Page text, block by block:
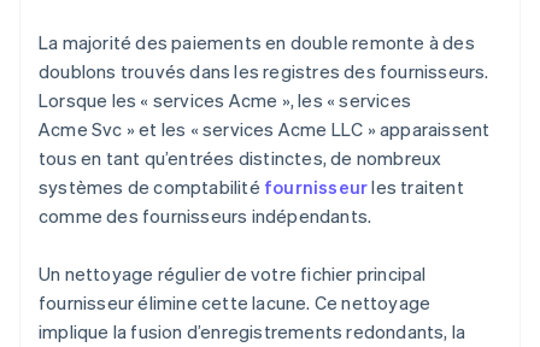
La majorité des paiements en double remonte à des
doublons trouvés dans les registres des fournisseurs.
Lorsque les « services Acme », les « services
Acme Svc » et les « services Acme LLC » apparaissent
tous en tant qu’entrées distinctes, de nombreux
systèmes de comptabilité fournisseurles traitent
comme des fournisseurs indépendants.
Un nettoyage régulier de votre fichier principal
fournisseur élimine cette lacune. Ce nettoyage
implique la fusion d’enregistrements redondants, la